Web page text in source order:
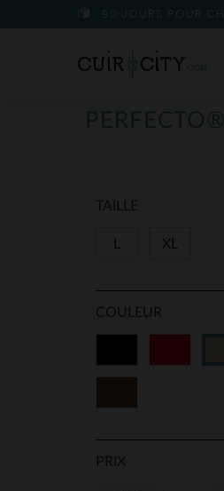
90 JOURS POUR
TAILLE
XL
COULEUR
PRIX